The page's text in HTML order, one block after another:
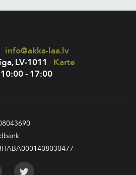
info@akka-laa.lv
LV-1011
Karte
- 17:00